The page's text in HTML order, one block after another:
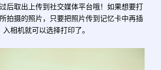
后取出上传到社交媒体平台哦！如果想要打
拍摄的照片，只要把照片传到记忆卡中再插
入相机就可以选择打印了。